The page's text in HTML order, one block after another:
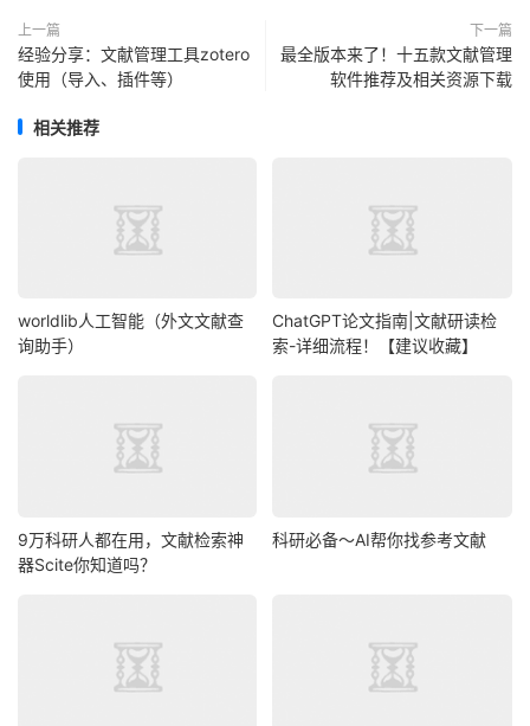
上一篇
经验分享：文献管理工具zotero
使用（导入、插件等）
下一篇
最全版本来了！十五款文献管理
软件推荐及相关资源下载
相关推荐
worldlib人工智能（外文文献查
询助手）
ChatGPT论文指南|文献研读检
索-详细流程！【建议收藏】
9万科研人都在用，文献检索神
器Scite你知道吗？
科研必备～AI帮你找参考文献